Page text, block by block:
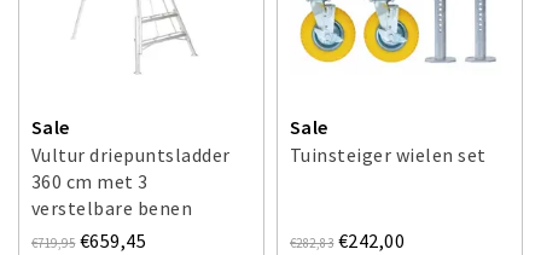
Sale
Vultur driepuntsladder
360 cm met 3
verstelbare benen
€719,95 €659,45
Sale
Tuinsteiger wielen set
€282,83 €242,00